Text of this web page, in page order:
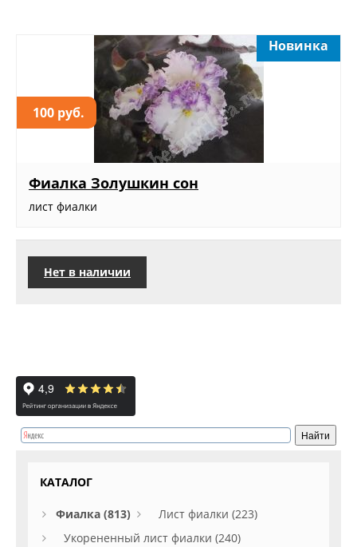
100 руб.
Новинка
Фиалка Золушкин сон
лист фиалки
Нет в наличии
КАТАЛОГ
Фиалка (813)
Лист фиалки (223)
Укорененный лист фиалки (240)